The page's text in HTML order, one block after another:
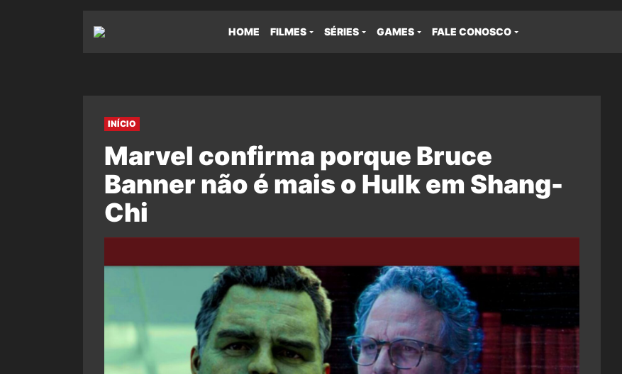
HOME FILMES SÉRIES GAMES FALE CONOSCO
INÍCIO
Marvel confirma porque Bruce
Banner não é mais o Hulk em Shang-
Chi